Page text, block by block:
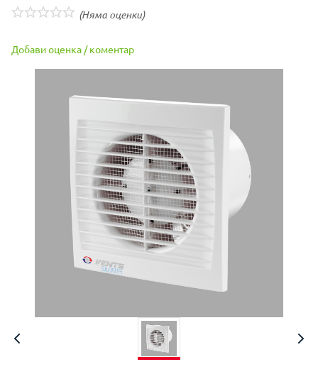
(Няма оценки)
Добави оценка / коментар